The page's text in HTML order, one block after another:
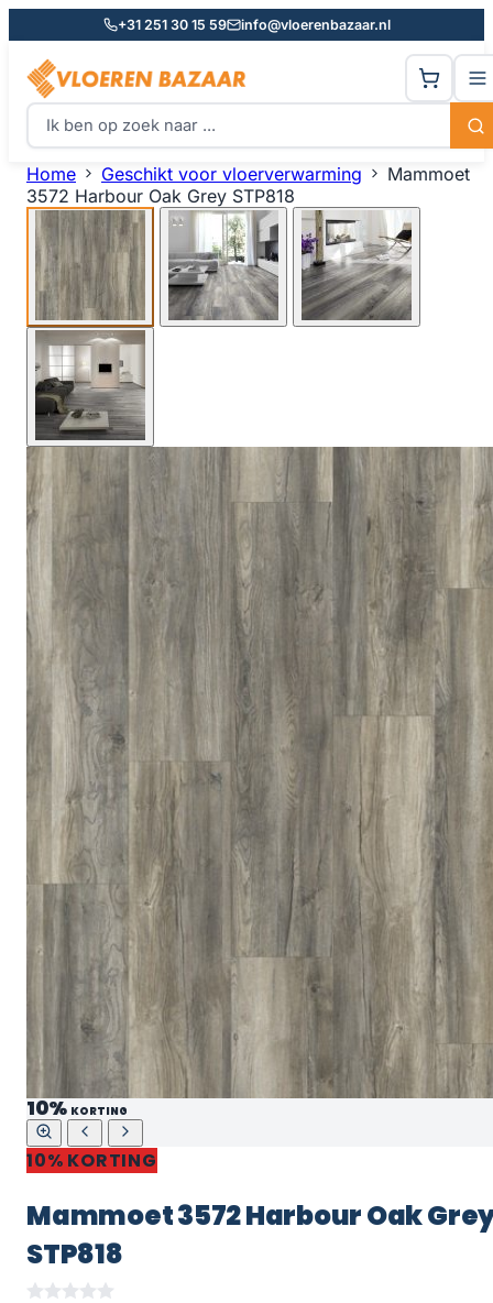
+31 251 30 15 59 info@vloerenbazaar.nl
Home Geschikt voor vloerverwarming
Mammoet
3572 Harbour Oak Grey STP818
10% KORTING
10% KORTING
Mammoet 3572 Harbour Oak
STP818